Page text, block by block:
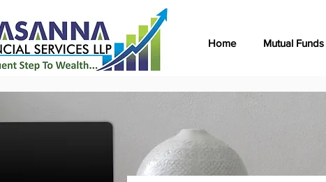
Home Mutual Funds